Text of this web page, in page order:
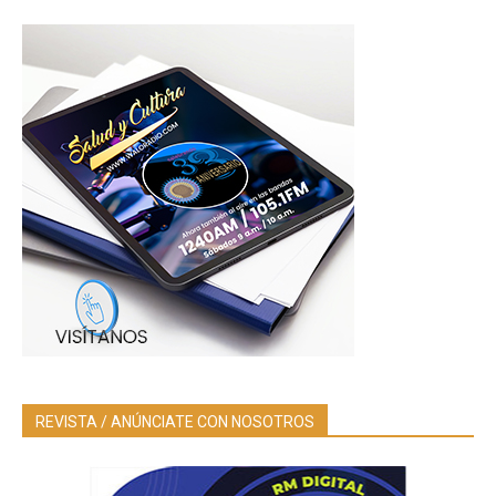
REVISTA / ANÚNCIATE CON NOSOTROS